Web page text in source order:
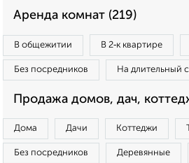
Аренда комнат (219)
В общежитии В 2‑к квартире
Без посредников На длительный
Продажа домов, дач,
Дома Дачи Коттеджи
Без посредников Деревянные